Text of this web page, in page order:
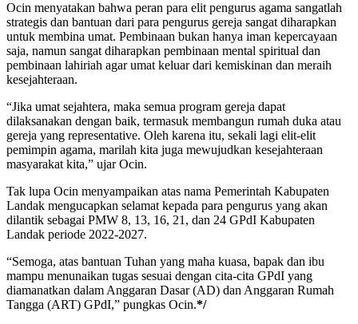
Ocin menyatakan bahwa peran para elit pengurus agama sangatlah
strategis dan bantuan dari para pengurus gereja sangat diharapkan
untuk membina umat. Pembinaan bukan hanya iman kepercayaan
saja, namun sangat diharapkan pembinaan mental spiritual dan
pembinaan lahiriah agar umat keluar dari kemiskinan dan meraih
kesejahteraan.
“Jika umat sejahtera, maka semua program gereja dapat
dilaksanakan dengan baik, termasuk membangun rumah duka atau
gereja yang representative. Oleh karena itu, sekali lagi elit-elit
pemimpin agama, marilah kita juga mewujudkan kesejahteraan
masyarakat kita,” ujar Ocin.
Tak lupa Ocin menyampaikan atas nama Pemerintah Kabupaten
Landak mengucapkan selamat kepada para pengurus yang akan
dilantik sebagai PMW 8, 13, 16, 21, dan 24 GPdI Kabupaten
Landak periode 2022-2027.
“Semoga, atas bantuan Tuhan yang maha kuasa, bapak dan ibu
mampu menunaikan tugas sesuai dengan cita-cita GPdI yang
diamanatkan dalam Anggaran Dasar (AD) dan Anggaran Rumah
Tangga (ART) GPdI,” pungkas Ocin.*/